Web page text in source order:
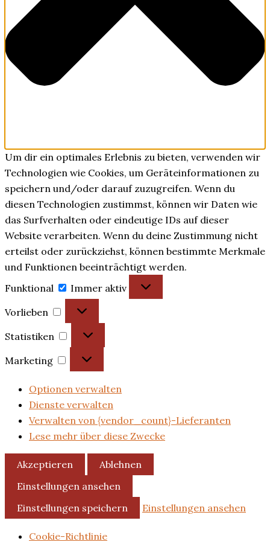
Um dir ein optimales Erlebnis zu bieten, verwenden wir
Technologien wie Cookies, um Geräteinformationen zu
speichern und/oder darauf zuzugreifen. Wenn du
diesen Technologien zustimmst, können wir Daten wie
das Surfverhalten oder eindeutige IDs auf dieser
Website verarbeiten. Wenn du deine Zustimmung nicht
erteilst oder zurückziehst, können bestimmte Merkmale
und Funktionen beeinträchtigt werden.
Funktional
Immer aktiv
Vorlieben
Statistiken
Marketing
Optionen verwalten
Dienste verwalten
Verwalten von {vendor_count}-Lieferanten
Lese mehr über diese Zwecke
Akzeptieren
Ablehnen
Einstellungen ansehen
Einstellungen speichern
Einstellungen ansehen
Cookie-Richtlinie